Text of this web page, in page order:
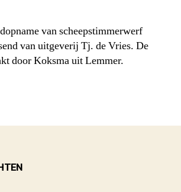
van scheepstimmerwerf
van uitgeverij Tj. de Vries. De
door Koksma uit Lemmer.